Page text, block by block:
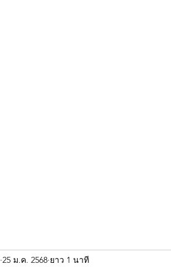
25 ม.ค. 2568 ยาว 1 นาที